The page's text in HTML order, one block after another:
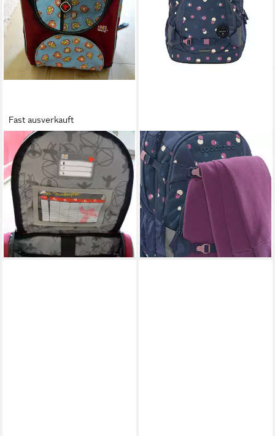
Fast ausverkauft
ARTRA
Schulranzen Schulranzen Set
Frisky Blau Schulrucksack
Sportrucksack Rucksack (5-
tlg)
59,00 €
UVP 119,00 €
-50%
lieferbar - in 3-4 Werktagen bei dir
COOCAZOO
Schulranzen Schulrucksack-
Set MATE, Mäppchen
Turnbeutel (3-tlg)
112,99 € UVP 187,97 €
-40%
lieferbar - in 2-3 Werktagen bei dir